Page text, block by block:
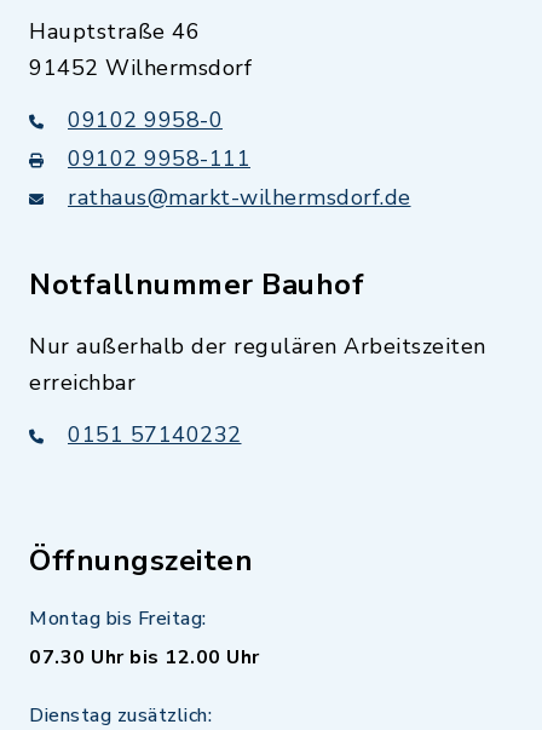
Hauptstraße 46
91452 Wilhermsdorf
09102 9958-0
09102 9958-111
rathaus@markt-wilhermsdorf.de
Notfallnummer Bauhof
Nur außerhalb der regulären Arbeitszeiten
erreichbar
0151 57140232
Öffnungszeiten
Montag bis Freitag:
07.30 Uhr bis 12.00 Uhr
Dienstag zusätzlich: